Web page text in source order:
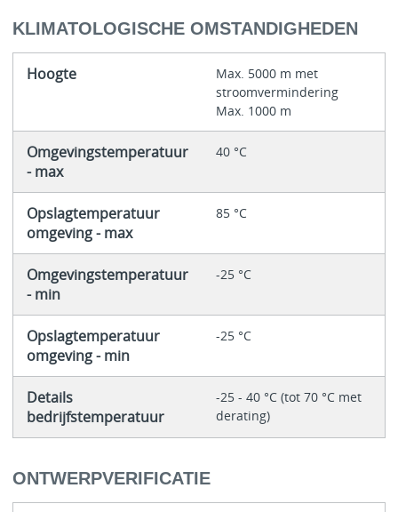
KLIMATOLOGISCHE OMSTANDIGHEDEN
Hoogte
Max. 5000 m met
stroomvermindering
Max. 1000 m
Omgevingstemperatuur
- max
40 °C
Opslagtemperatuur
omgeving - max
85 °C
Omgevingstemperatuur
- min
-25 °C
Opslagtemperatuur
omgeving - min
-25 °C
Details
bedrijfstemperatuur
-25 - 40 °C (tot 70 °C met
derating)
ONTWERPVERIFICATIE